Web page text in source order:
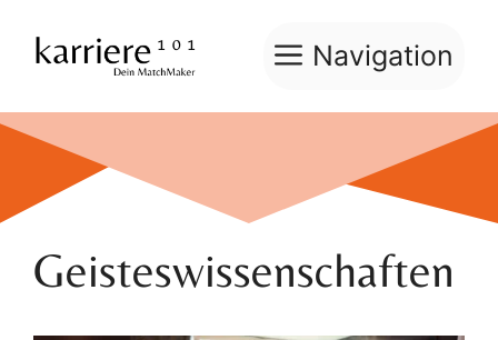
Inhalt
springen
Navigation
Geisteswissenschaften